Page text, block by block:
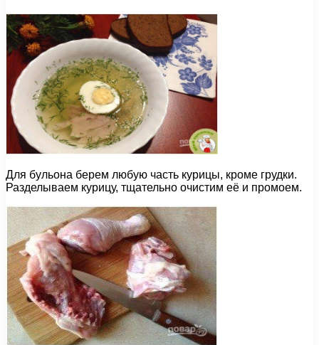
Для бульона берем любую часть курицы, кроме грудки.
Разделываем курицу, тщательно очистим её и промоем.